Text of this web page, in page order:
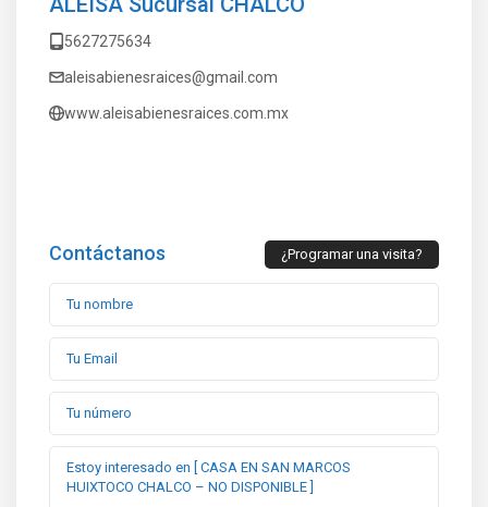
5627275634
aleisabienesraices@gmail.com
www.aleisabienesraices.com.mx
Contáctanos ¿Programar una visita?